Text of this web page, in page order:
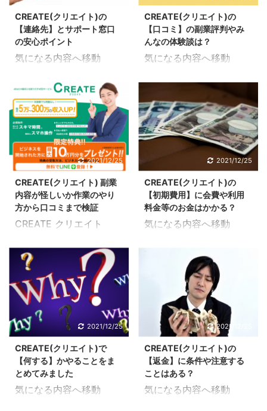
り組み方も人それぞれな
ので悪い評判というのは
少なからずあるものだと
思います。 CREATE(ク
リエイト)は、基本的に
ていますが、悪評に繋が
るような口コミについて
まとめてみました。 どの
ような副業なのか知りた
い場合はまずは上記の記
事からご覧ください。
残念ながらこの記事の副
業募集は終了していま ...
気のSNSになっていてツ
イートと呼ばれるつぶや
き機能を使って気軽に投
稿出来て最新情報が得ら
れるサービスです。 身近
使用したり、閲覧したこ
とがある人も多いと思い
ます。 ツイートがいくつ
か確認することが出来た
ので内容を踏まえて紹介
していきます。 どのよう
な副業なのか知りたい場
合はま ...
CREATE(クリエイト)の
【連絡先】とサポート窓口
の安心ポイント
気になる内容へ移動
連絡先を調べてみた
CREATE(クリエイト)の
連絡先について調査して
みたので解説していきま
す。 連絡先は何かあった
時にも役立つものなので
どのような連絡方法があ
るのかを知っておくと安
心材料にもなるはずで
す。 CREATE(クリエイ
ト)には3つの連絡先が用
手も良いと言えそうで
す。 営業時間は10時～
20時(日曜定休)というこ
となので連絡手段によっ
ては注意が必要です。 ど
のような副業なのか知り
たい場合はまずは上記の
記事からご覧ください。
& ...
CREATE(クリエイト)の
【口コミ】の副業評判やみ
んなの体験談は？
気になる内容へ移動
口コミや評判を調べてみ
た CREATE(クリエイト)
の口コミについてネット
上の書き込みやSNSなど
を調査してみたので解説
していきます。 利用者の
声というのは貴重な意見
になってくるのでこれか
らやってみたいという方
にも参考にしやすいと思
います。 どのような副業
ずは上記の記事からご覧
ください。(口コミも掲
載中) 残念ながらこの記
事の副業募集は終了して
います。 ※当記事の口コ
ミは、https://s-
ryokuaikai.com/ ...
2021/12/25
CREATE(クリエイト) 副業
内容が怪しいか作業のやり
方から口コミまで検証
CREATE クリエイト
いう副業を評価してみま
した。 「スキマ時間」を
お金に換えることが出来
たら、、、それが実現出
来るのがCREATE(クリエ
イト)です。 忙しい方で
も大丈夫ということも書
かれているのでスマート
フォンがあればいつでも
どこでも在宅ワークとし
ても活用することが出来
2021/12/25
CREATE(クリエイト)の
【初期費用】に会費や利用
料金等のお金はかかる？
気になる内容へ移動
CREATE(クリエイト)の
初期費用について調査し
てみたので解説していき
ます。 最初にどれだけお
金が必要になってくるか
把握しておけばお財布事
情や心の準備もできるの
で安心して始められると
思います。 どのような副
業なのか知りたい場合は
2021/12/25
CREATE(クリエイト)で
【何する】かやることをま
とめてみました
気になる内容へ移動
2021/12/25
CREATE(クリエイト)の
【返金】に条件や注意する
ことはある？
気になる内容へ移動